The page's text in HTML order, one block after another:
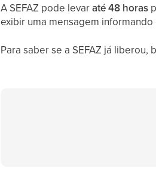
A SEFAZ pode levaraté 48 horas
exibir uma mensagem
Para saber se a SEFAZ já